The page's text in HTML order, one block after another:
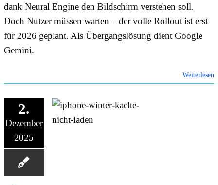
dank Neural Engine den Bildschirm verstehen soll.
Doch Nutzer müssen warten – der volle Rollout ist erst
für 2026 geplant. Als Übergangslösung dient Google
Gemini.
Weiterlesen
2.
Dezember
2025